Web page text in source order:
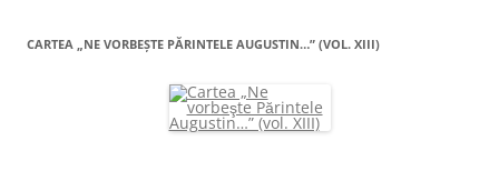
CARTEA „NE VORBEŞTE PĂRINTELE AUGUSTIN…” (VOL. XIII)